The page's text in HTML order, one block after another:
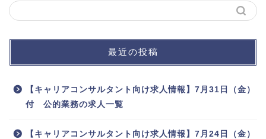
最近の投稿
【キャリアコンサルタント向け求人情報】7月31日（金）
付 公的業務の求人一覧
【キャリアコンサルタント向け求人情報】7月24日（金）